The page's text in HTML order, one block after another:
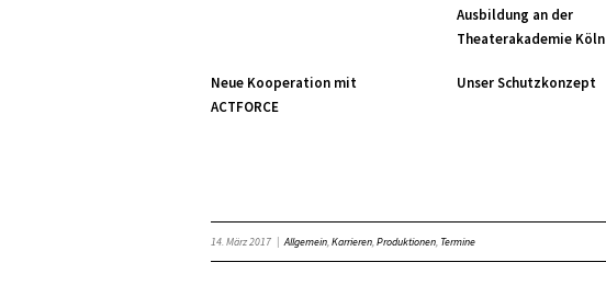
Ausbildung an der
Theaterakademie Köln
Neue Kooperation mit
ACTFORCE
Unser Schutzkonzept
14. März 2017 | Allgemein Karrieren Produktionen Termine